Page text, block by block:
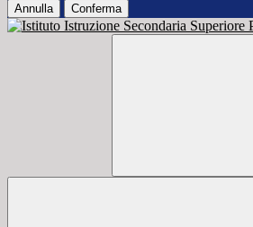
Annulla Conferma